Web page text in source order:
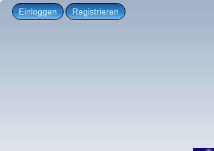
Einloggen Registrieren